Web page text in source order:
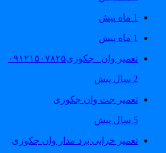
1 ماه پیش
1 ماه پیش
تعمیر وان _جکوزی۰۹۱۲۱۵۰۷۸۲۵
تعمیر جت وان جکوزی
تعمیر خرابی برد مدار وان جکوزی